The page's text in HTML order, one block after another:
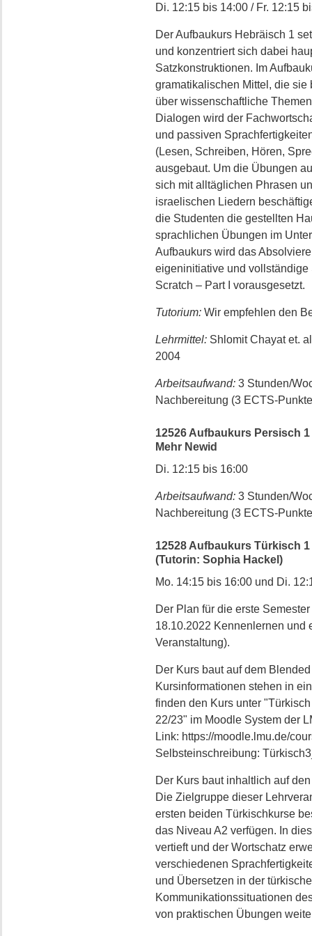
Di. 12:15 bis 14:00 / Fr. 12:15
Der Aufbaukurs Hebräisch 1
und konzentriert sich dabei
Satzkonstruktionen. Im
gramatikalischen Mittel, die sie
über wissenschaftliche
Dialogen wird der
und passiven
(Lesen, Schreiben, Hören,
ausgebaut. Um die Übungen
sich mit alltäglichen Phrasen
israelischen Liedern
die Studenten die gestellten
sprachlichen Übungen im
Aufbaukurs wird das
eigeninitiative und vollständige
Scratch – Part I vorausgesetzt.
Tutorium:Wir empfehlen den
Lehrmittel: Shlomit Chayat et.
2004
Arbeitsaufwand:3 Stunden/
Nachbereitung (3 ECTS-
12526 Aufbaukurs Persisch
Mehr Newid
Di. 12:15 bis 16:00
Arbeitsaufwand:3 Stunden/
Nachbereitung (3 ECTS-
12528 Aufbaukurs Türkisch
(Tutorin: Sophia Hackel)
Mo. 14:15 bis 16:00 und Di.
Der Plan für die erste
18.10.2022 Kennenlernen und
Veranstaltung).
Der Kurs baut auf dem
Kursinformationen stehen in
finden den Kurs unter
22/23" im Moodle System der
Link: https://moodle.lmu.de/
Selbsteinschreibung:
Der Kurs baut inhaltlich auf
Die Zielgruppe dieser
ersten beiden Türkischkurse
das Niveau A2 verfügen. In
vertieft und der Wortschatz
verschiedenen
und Übersetzen in der
Kommunikationssituationen
von praktischen Übungen